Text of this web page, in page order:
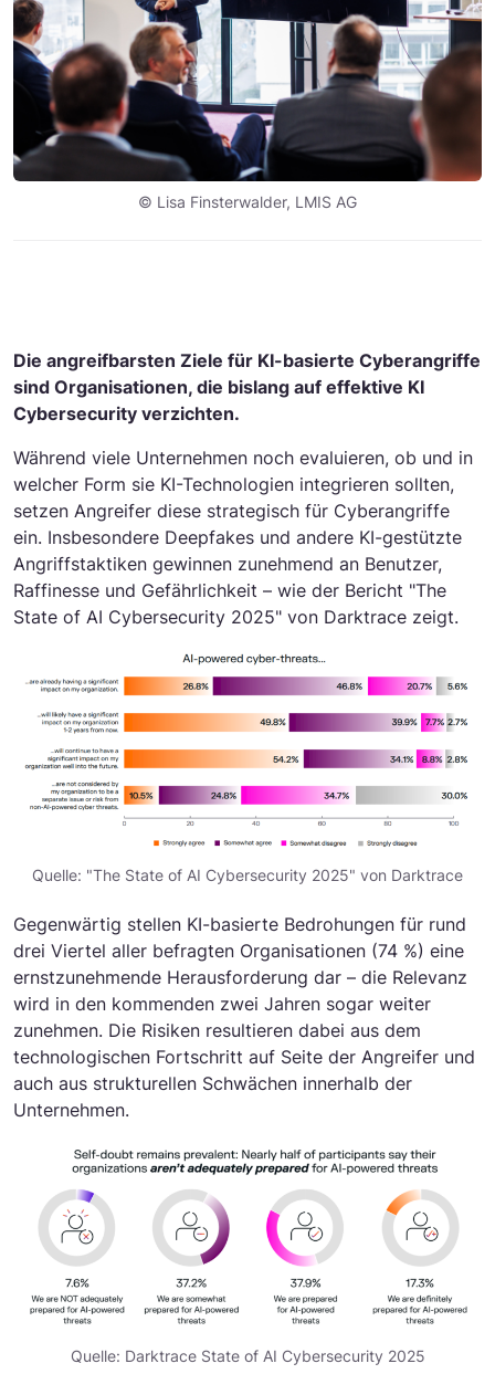
© Lisa Finsterwalder, LMIS AG
Die angreifbarsten Ziele für KI-basierte Cyberangriffe
sind Organisationen, die bislang auf effektive KI
Cybersecurity verzichten.
Während viele Unternehmen noch evaluieren, ob und in
welcher Form sie KI-Technologien integrieren sollten,
setzen Angreifer diese strategisch für Cyberangriffe
ein. Insbesondere Deepfakes und andere KI-gestützte
Angriffstaktiken gewinnen zunehmend an Benutzer,
Raffinesse und Gefährlichkeit – wie der Bericht "The
State of AI Cybersecurity 2025" von Darktrace zeigt.
Quelle: "The State of AI Cybersecurity 2025" von Darktrace
Gegenwärtig stellen KI-basierte Bedrohungen für rund
drei Viertel aller befragten Organisationen (74 %) eine
ernstzunehmende Herausforderung dar – die Relevanz
wird in den kommenden zwei Jahren sogar weiter
zunehmen. Die Risiken resultieren dabei aus dem
technologischen Fortschritt auf Seite der Angreifer und
auch aus strukturellen Schwächen innerhalb der
Unternehmen.
Quelle: Darktrace State of AI Cybersecurity 2025